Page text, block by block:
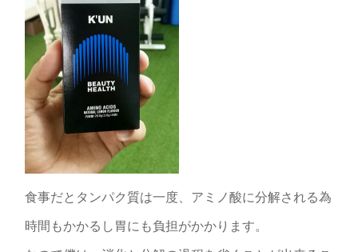
食事だとタンパク質は一度、アミノ酸に分解される為
時間もかかるし胃にも負担がかかります。